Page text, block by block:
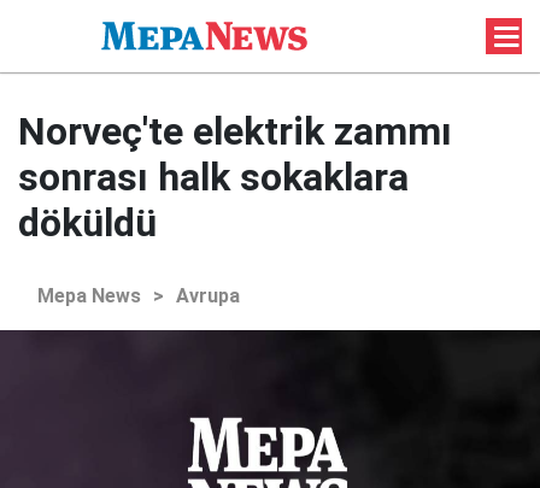
Norveç'te elektrik zammı
sonrası halk sokaklara
döküldü
Mepa News > Avrupa